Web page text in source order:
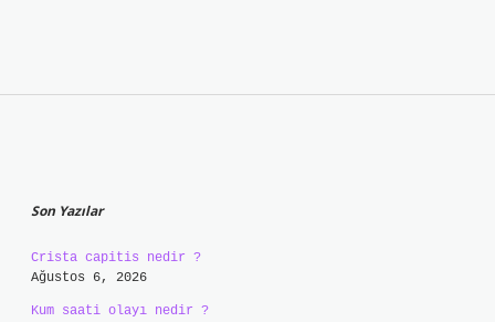
Son Yazılar
Crista capitis nedir ?
Ağustos 6, 2026
Kum saati olayı nedir ?